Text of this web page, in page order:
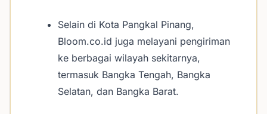
Selain di Kota Pangkal Pinang,
Bloom.co.id juga melayani pengiriman
ke berbagai wilayah sekitarnya,
termasuk Bangka Tengah, Bangka
Selatan, dan Bangka Barat.